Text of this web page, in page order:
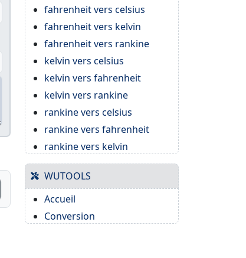
fahrenheit vers celsius
fahrenheit vers kelvin
fahrenheit vers rankine
kelvin vers celsius
kelvin vers fahrenheit
kelvin vers rankine
rankine vers celsius
rankine vers fahrenheit
rankine vers kelvin
WUTOOLS
Accueil
Conversion